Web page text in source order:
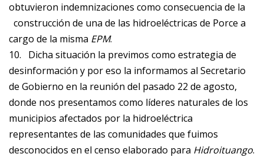
obtuvieron indemnizaciones como consecuencia de la
construcción de una de las hidroeléctricas de Porce a
cargo de la misma EPM.
10. Dicha situación la previmos como estrategia de
desinformación y por eso la informamos al Secretario
de Gobierno en la reunión del pasado 22 de agosto,
donde nos presentamos como líderes naturales de los
municipios afectados por la hidroeléctrica
representantes de las comunidades que fuimos
desconocidos en el censo elaborado para Hidroituango.